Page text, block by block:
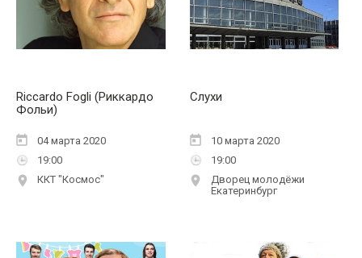
Riccardo Fogli (Риккардо
Фольи)
04 марта 2020
19:00
ККТ "Космос"
Слухи
10 марта 2020
19:00
Дворец молодёжи
Екатеринбург